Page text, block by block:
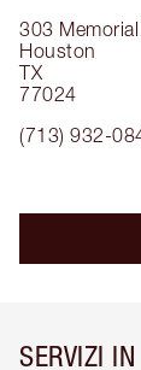
303
Houston
TX
77024
(713) 932-
SERVIZI